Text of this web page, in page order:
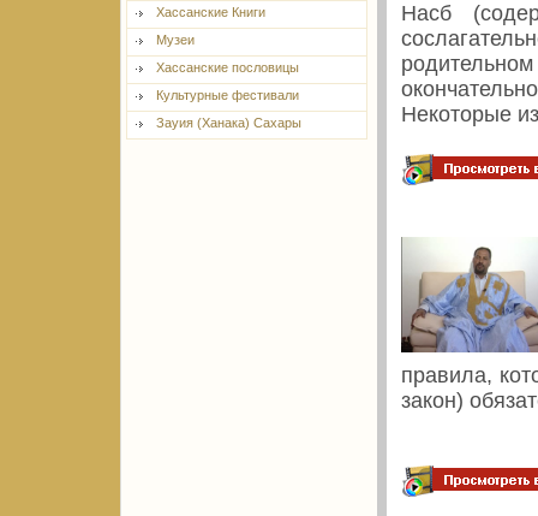
Хассанские Книги
Музеи
Хассанские пословицы
Культурные фестивали
Зауия (Ханака) Сахары
Насб
Некоторые
правила,
закон)